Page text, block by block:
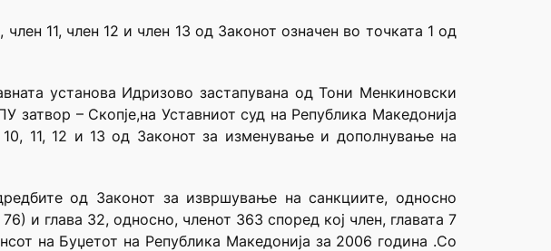
11, член 12 и член 13 од Законот означен во точката 1 од
установа Идризово застапувана од Тони Менкиновски
– Скопје,на Уставниот суд на Република Македонија
11, 12 и 13 од Законот за изменување и дополнување на
од Законот за извршување на санкциите, односно
и глава 32, односно, членот 363 според кој член, главата 7
на Буџетот на Република Македонија за 2006 година .Со